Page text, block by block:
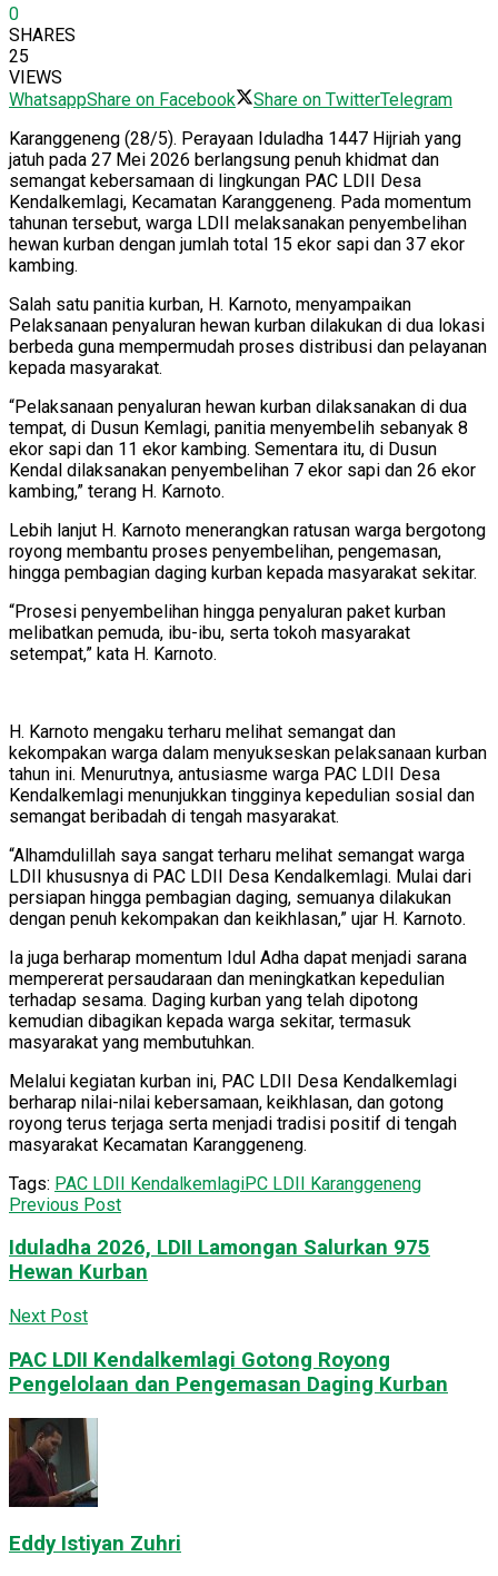
0
SHARES
25
VIEWS
WhatsappShare on Facebook Share on TwitterTelegram
Karanggeneng (28/5). Perayaan Iduladha 1447 Hijriah yang
jatuh pada 27 Mei 2026 berlangsung penuh khidmat dan
semangat kebersamaan di lingkungan PAC LDII Desa
Kendalkemlagi, Kecamatan Karanggeneng. Pada momentum
tahunan tersebut, warga LDII melaksanakan penyembelihan
hewan kurban dengan jumlah total 15 ekor sapi dan 37 ekor
kambing.
Salah satu panitia kurban, H. Karnoto, menyampaikan
Pelaksanaan penyaluran hewan kurban dilakukan di dua lokasi
berbeda guna mempermudah proses distribusi dan pelayanan
kepada masyarakat.
“Pelaksanaan penyaluran hewan kurban dilaksanakan di dua
tempat, di Dusun Kemlagi, panitia menyembelih sebanyak 8
ekor sapi dan 11 ekor kambing. Sementara itu, di Dusun
Kendal dilaksanakan penyembelihan 7 ekor sapi dan 26 ekor
kambing,” terang H. Karnoto.
Lebih lanjut H. Karnoto menerangkan ratusan warga bergotong
royong membantu proses penyembelihan, pengemasan,
hingga pembagian daging kurban kepada masyarakat sekitar.
“Prosesi penyembelihan hingga penyaluran paket kurban
melibatkan pemuda, ibu-ibu, serta tokoh masyarakat
setempat,” kata H. Karnoto.
H. Karnoto mengaku terharu melihat semangat dan
kekompakan warga dalam menyukseskan pelaksanaan kurban
tahun ini. Menurutnya, antusiasme warga PAC LDII Desa
Kendalkemlagi menunjukkan tingginya kepedulian sosial dan
semangat beribadah di tengah masyarakat.
“Alhamdulillah saya sangat terharu melihat semangat warga
LDII khususnya di PAC LDII Desa Kendalkemlagi. Mulai dari
persiapan hingga pembagian daging, semuanya dilakukan
dengan penuh kekompakan dan keikhlasan,” ujar H. Karnoto.
Ia juga berharap momentum Idul Adha dapat menjadi sarana
mempererat persaudaraan dan meningkatkan kepedulian
terhadap sesama. Daging kurban yang telah dipotong
kemudian dibagikan kepada warga sekitar, termasuk
masyarakat yang membutuhkan.
Melalui kegiatan kurban ini, PAC LDII Desa Kendalkemlagi
berharap nilai-nilai kebersamaan, keikhlasan, dan gotong
royong terus terjaga serta menjadi tradisi positif di tengah
masyarakat Kecamatan Karanggeneng.
Tags: PAC LDII KendalkemlagiPC LDII Karanggeneng
Previous Post
Iduladha 2026, LDII Lamongan Salurkan 975
Hewan Kurban
Next Post
PAC LDII Kendalkemlagi Gotong Royong
Pengelolaan dan Pengemasan Daging Kurban
Eddy Istiyan Zuhri